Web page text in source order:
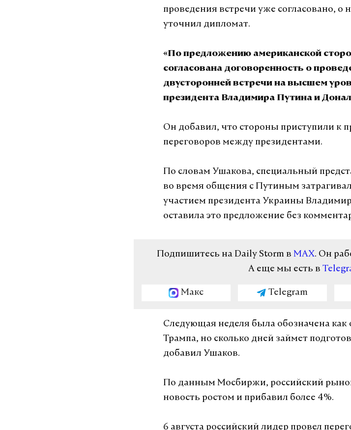
проведения встречи уже согласовано, о
уточнил дипломат.
«По предложению американской
согласована договоренность о
двусторонней встречи на высшем
президента Владимира Путина и
Он добавил, что стороны приступили к
переговоров между президентами.
По словам Ушакова, специальный
во время общения с Путиным
участием президента Украины
оставила это предложение без
Подпишитесь на Daily Storm в MAX. Он
А еще мы есть в
Макс Telegram
Следующая неделя была обозначена
Трампа, но сколько дней займет
добавил Ушаков.
По данным Мосбиржи, российский
новость ростом и прибавил более 4%.
6 августа российский лидер провел